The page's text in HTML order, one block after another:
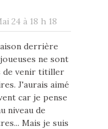
24 à 18 h 18
derrière
ne sont
de venir titiller
J'aurais aimé
car je pense
niveau de
Mais je suis